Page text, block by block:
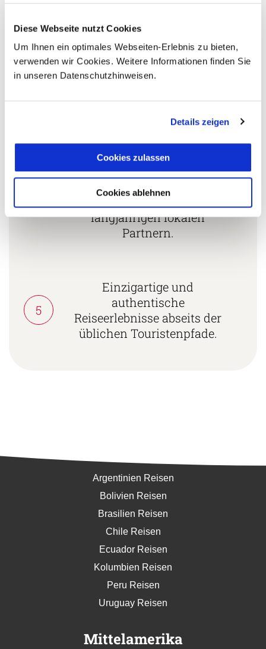
Diese Webseite nutzt Cookies
Um Ihnen ein optimales Webseiten-Erlebnis zu bieten,
verwenden wir Cookies. Weitere Informationen finden Sie
in unseren Datenschutzhinweisen.
Details zeigen
Cookies zulassen
Cookies ablehnen
Mehrfach mit
Tourismuspreisen
nachhaltiges Unternehmen
zertifiziert.
Zusammenarbeit in den
Reiseländern nur mit
eigenen Agenturen oder
langjährigen lokalen
Partnern.
5
Einzigartige und
authentische
Reiseerlebnisse abseits der
üblichen Touristenpfade.
Argentinien Reisen
Bolivien Reisen
Brasilien Reisen
Chile Reisen
Ecuador Reisen
Kolumbien Reisen
Peru Reisen
Uruguay Reisen
Mittelamerika